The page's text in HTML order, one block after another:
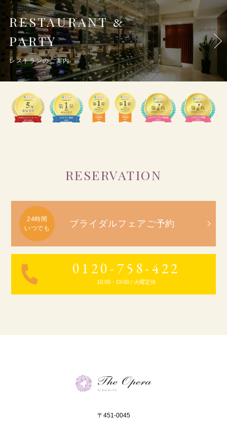
RESTAURANT&
PARTY
レストランのご案内
RESERVATION
ブライダルフェアご予約
0120-758-422
10:00 - 19:00 / 火曜定休
〒451-0045